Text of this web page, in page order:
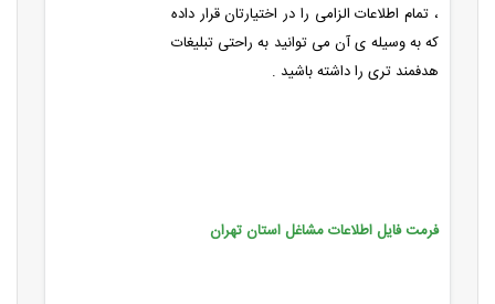
، تمام اطلاعات الزامی را در اختیارتان قرار داده
که به وسیله ی آن می توانید به راحتی تبلیغات
هدفمند تری را داشته باشید .
فرمت فایل اطلاعات مشاغل استان تهران